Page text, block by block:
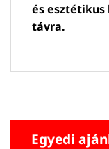
és
távra.
Egyedi